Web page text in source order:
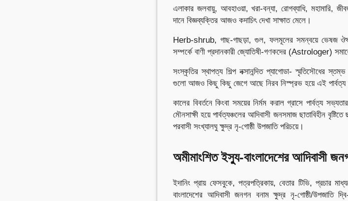
এলাকার জলবায়ু, আবহাওয়া, খরা-বন্যা, রোগব্যাধি, মহামারি,
দানে বিজ্ঞব্যক্তির আজও কদাচিৎ দেখা সাক্ষাত মেলে।
Herb-shrub, গাছ-গাছড়া, গুল, ফলমূলের সমন্বয়ে ভেষজ
সম্পর্কে বাণী প্রদানকারী জ্যোতিষী-গণকদের (Astrologer)
সংস্কৃতির স্থাপত্য শিল্প নক্সানন্দিত প্যাগোডা- স্মৃতিসৌধের
গুলো আজও কিছু কিছু জেগে আছে নিরব নিস্প্রভ হয়ে এই পার্বত্য
কালের বিবর্তনে কিংবা সময়ের নির্মম করাল গ্রাসে পার্বত্য
মৌনসাক্ষী হয়ে পার্বত্যঞ্চলের আদিবাসী জনসমাজ ছাতাবিহীন
পরবাসী সংখ্যালঘু ক্ষুদ্র নৃ-গোষ্ঠী উপজাতি পরিচয়ে।
অমীমাংশিত ইস্যু-বাংলাদেশের আদিবাসী
ইদানিং প্রায় ফেসবুকে, পত্রপত্রিকায়, বেতার টিভি, প্রচার
বাংলাদেশের আদিবাসী জনগন বনাম ক্ষুদ্র নৃ-গোষ্ঠী/উপজাতি